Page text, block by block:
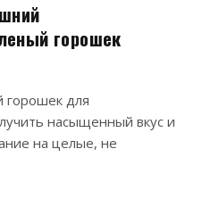
горошек
горошек для
насыщенный вкус и
на целые, не